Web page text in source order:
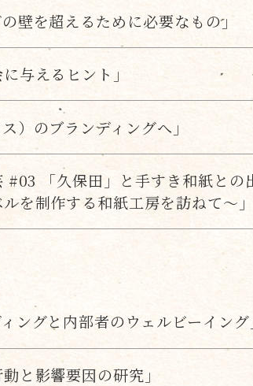
壁を超えるために必要なもの」
与えるヒント」
）のブランディングへ」
#03 「久保田」と手すき和紙と
を制作する和紙工房を訪ねて～」
ングと内部者のウェルビーイング
と影響要因の研究」